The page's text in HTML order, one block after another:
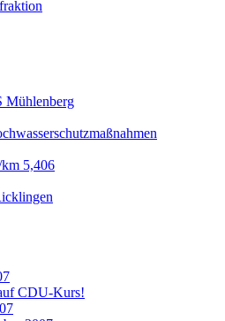
Mühlenberg
5,406
CDU-Kurs!